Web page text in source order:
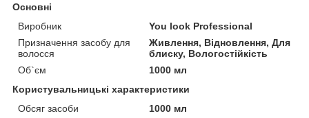
Основні
Виробник
You look Professional
Призначення засобу для
волосся
Живлення, Відновлення, Для
блиску, Вологостійкість
Об`єм
1000 мл
Користувальницькі характеристики
Обсяг засоби
1000 мл